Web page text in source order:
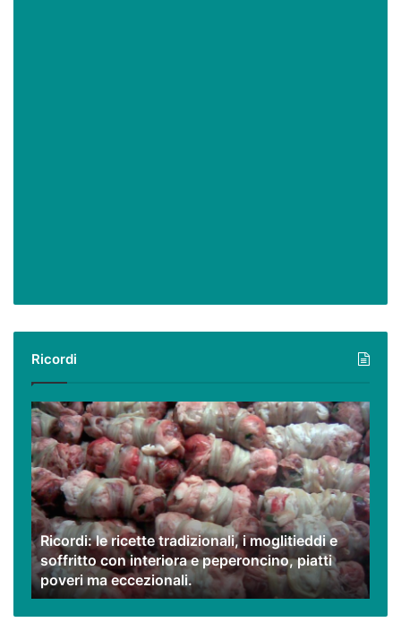
Ricordi
Ricordi:
le
ricette
tradizionali,
i
moglitieddi
e
soffritto
con
interiora
e
peperoncino,
Ricordi: le ricette tradizionali, i moglitieddi e
soffritto con interiora e peperoncino, piatti
poveri ma eccezionali.